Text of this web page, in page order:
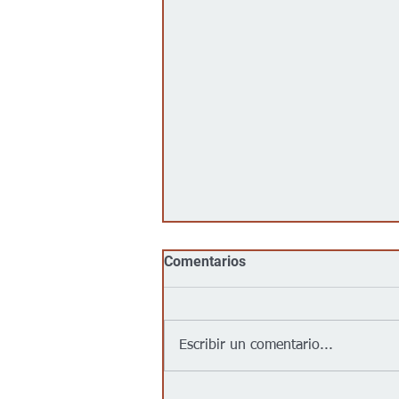
Comentarios
Escribir un comentario...